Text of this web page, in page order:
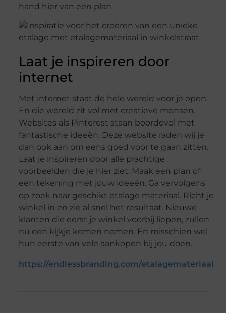
hand hier van een plan.
Laat je inspireren door
internet
Met internet staat de hele wereld voor je open.
En die wereld zit vol met creatieve mensen.
Websites als Pinterest staan boordevol met
fantastische ideeën. Deze website raden wij je
dan ook aan om eens goed voor te gaan zitten.
Laat je inspireren door alle prachtige
voorbeelden die je hier ziet. Maak een plan of
een tekening met jouw ideeën. Ga vervolgens
op zoek naar geschikt etalage materiaal. Richt je
winkel in en zie al snel het resultaat. Nieuwe
klanten die eerst je winkel voorbij liepen, zullen
nu een kijkje komen nemen. En misschien wel
hun eerste van vele aankopen bij jou doen.
https://endlessbranding.com/etalagemateriaal